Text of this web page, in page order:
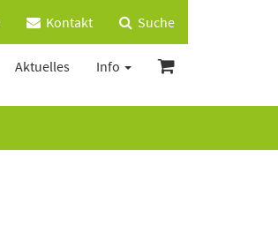
Kontakt Suche
Aktuelles Info